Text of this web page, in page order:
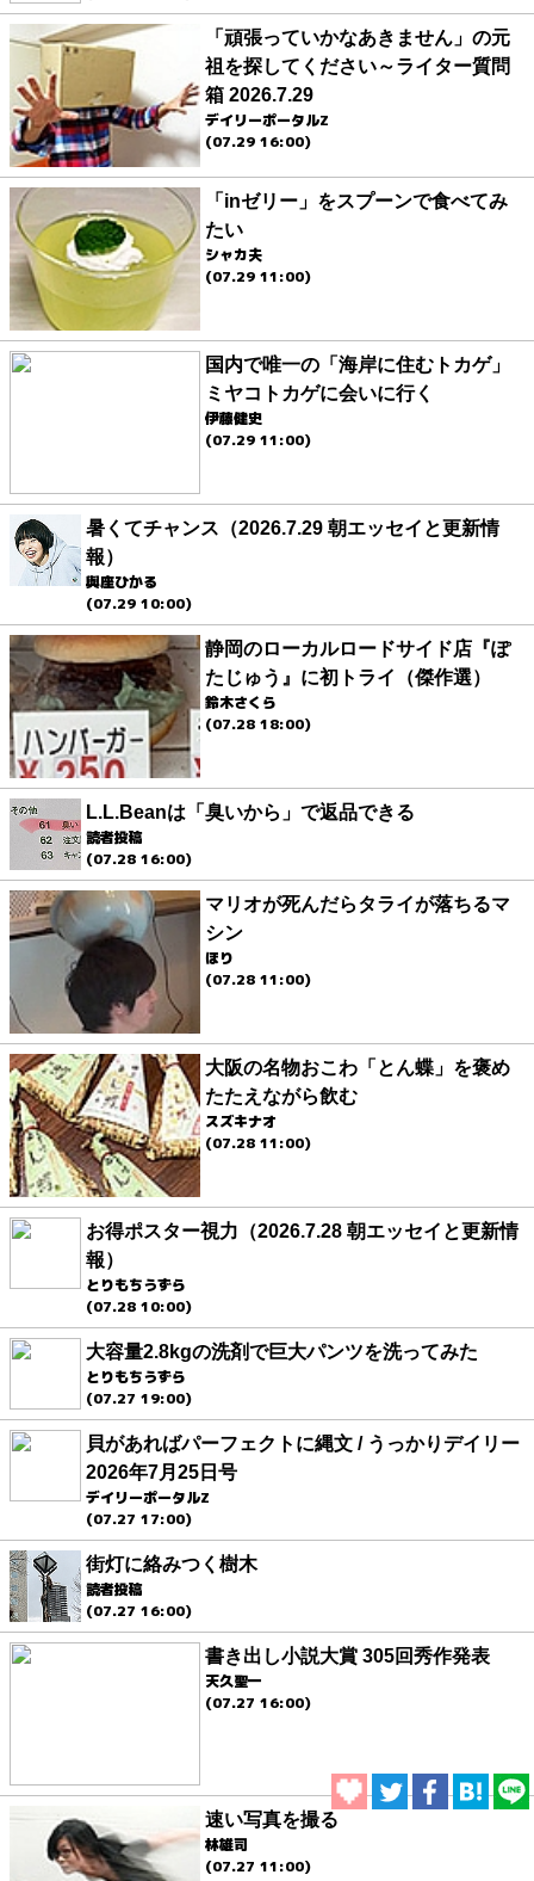
「頑張っていかなあきません」の元
祖を探してください～ライター質問
箱 2026.7.29
デイリーポータルZ
(07.29 16:00)
「inゼリー」をスプーンで食べてみ
たい
シャカ夫
(07.29 11:00)
国内で唯一の「海岸に住むトカゲ」
ミヤコトカゲに会いに行く
伊藤健史
(07.29 11:00)
暑くてチャンス（2026.7.29 朝エッセイと更新情
報）
與座ひかる
(07.29 10:00)
静岡のローカルロードサイド店『ぽ
たじゅう』に初トライ（傑作選）
鈴木さくら
(07.28 18:00)
L.L.Beanは「臭いから」で返品できる
読者投稿
(07.28 16:00)
マリオが死んだらタライが落ちるマ
シン
ほり
(07.28 11:00)
大阪の名物おこわ「とん蝶」を褒め
たたえながら飲む
スズキナオ
(07.28 11:00)
お得ポスター視力（2026.7.28 朝エッセイと更新情
報）
とりもちうずら
(07.28 10:00)
大容量2.8kgの洗剤で巨大パンツを洗ってみた
とりもちうずら
(07.27 19:00)
貝があればパーフェクトに縄文 / うっかりデイリー
2026年7月25日号
デイリーポータルZ
(07.27 17:00)
街灯に絡みつく樹木
読者投稿
(07.27 16:00)
書き出し小説大賞 305回秀作発表
天久聖一
(07.27 16:00)
速い写真を撮る
林雄司
(07.27 11:00)